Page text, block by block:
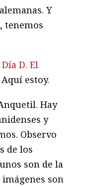
Y
tenemos
D. El
Aquí estoy.
Hay
y
Observo
de los
son de la
son